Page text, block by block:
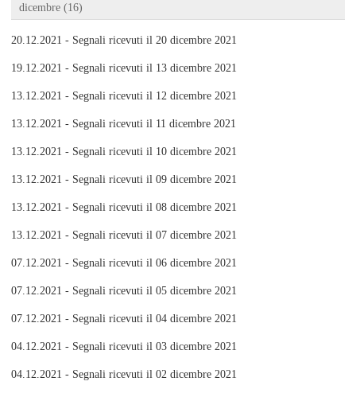
dicembre (16)
20.12.2021 - Segnali ricevuti il 20 dicembre 2021
19.12.2021 - Segnali ricevuti il 13 dicembre 2021
13.12.2021 - Segnali ricevuti il 12 dicembre 2021
13.12.2021 - Segnali ricevuti il 11 dicembre 2021
13.12.2021 - Segnali ricevuti il 10 dicembre 2021
13.12.2021 - Segnali ricevuti il 09 dicembre 2021
13.12.2021 - Segnali ricevuti il 08 dicembre 2021
13.12.2021 - Segnali ricevuti il 07 dicembre 2021
07.12.2021 - Segnali ricevuti il 06 dicembre 2021
07.12.2021 - Segnali ricevuti il 05 dicembre 2021
07.12.2021 - Segnali ricevuti il 04 dicembre 2021
04.12.2021 - Segnali ricevuti il 03 dicembre 2021
04.12.2021 - Segnali ricevuti il 02 dicembre 2021